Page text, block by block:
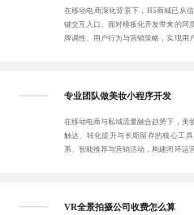
在移动电商深化背景下，H5商城已从
键交互入口。面对模板化开发带来的同
牌调性、用户行为与营销策略，实现用
专业团队做美妆小程序开发
在移动电商与私域流量融合趋势下，美
触达、转化提升与长期留存的核心工
系、智能推荐与营销活动，构建闭环运
VR全景拍摄公司收费怎么算